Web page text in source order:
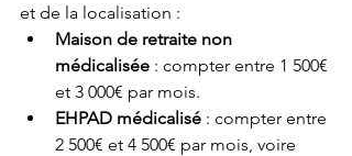
et de la localisation :
Maison de retraite non
médicalisée : compter entre 1 500€
et 3 000€ par mois.
EHPAD médicalisé : compter entre
2 500€ et 4 500€ par mois, voire